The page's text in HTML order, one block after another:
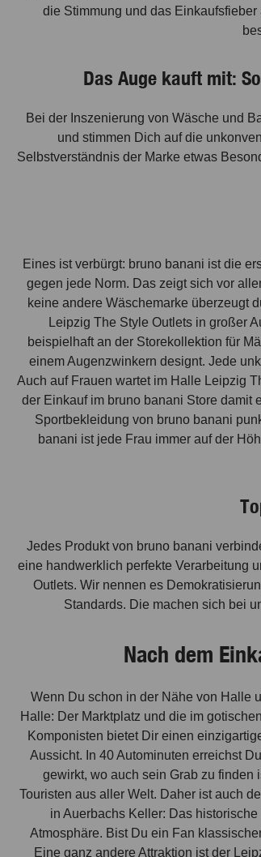
die Stimmung und das
Das Auge kauft mit:
Bei der Inszenierung von Wäsche und
und stimmen Dich auf die
Selbstverständnis der Marke etwas
Eines ist verbürgt: bruno banani ist die
gegen jede Norm. Das zeigt sich vor
keine andere Wäschemarke überzeugt
Leipzig The Style Outlets in großer
beispielhaft an der Storekollektion für
einem Augenzwinkern designt. Jede
Auch auf Frauen wartet im Halle Leipzig
der Einkauf im bruno banani Store
Sportbekleidung von bruno banani
banani ist jede Frau immer auf der
Jedes Produkt von bruno banani
eine handwerklich perfekte Verarbeitung
Outlets. Wir nennen es
Standards. Die machen sich bei
Nach dem
Wenn Du schon in der Nähe von Halle
Halle: Der Marktplatz und die im
Komponisten bietet Dir einen
Aussicht. In 40 Autominuten erreichst
gewirkt, wo auch sein Grab zu finden
Touristen aus aller Welt. Daher ist auch
in Auerbachs Keller: Das
Atmosphäre. Bist Du ein Fan
Eine ganz andere Attraktion ist der